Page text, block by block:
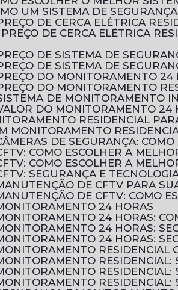
UM SISTEMA DE
DE CERCA ELÉTRICA
DE SISTEMA DE
PREÇO DE SISTEMA DE
PREÇO DO MONITORAMENTO
PREÇO DO MONITORAMENTO
SISTEMA DE MONITORAMENTO
VALOR DO MONITORAMENTO 24
RESIDENCIAL
MONITORAMENTO
DE SEGURANÇA:
COMO ESCOLHER A
COMO ESCOLHER A
SEGURANÇA E
DE CFTV PARA
DE CFTV: COMO
24 HORAS
24 HORAS:
24 HORAS:
24 HORAS:
RESIDENCIAL:
RESIDENCIAL: